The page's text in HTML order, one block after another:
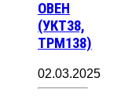
ОВЕН
(УКТ38,
ТРМ138)
02.03.2025